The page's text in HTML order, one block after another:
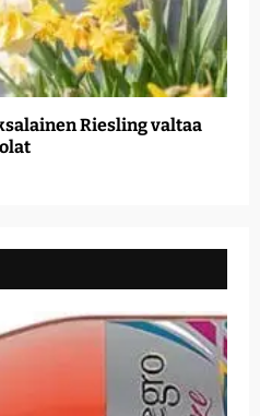
Riesling valtaa